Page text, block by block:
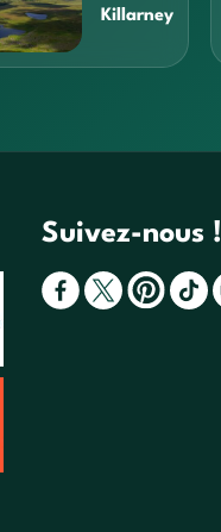
Killarney
Suivez-nous !